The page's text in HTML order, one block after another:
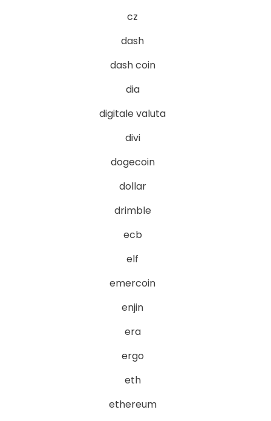
cz
dash
dash coin
dia
digitale valuta
divi
dogecoin
dollar
drimble
ecb
elf
emercoin
enjin
era
ergo
eth
ethereum